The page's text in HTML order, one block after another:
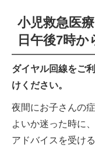
小児救急医
日午後7時か
ダイヤル回線をご
けください。
夜間にお子さんの
よいか迷った時に
アドバイスを受け